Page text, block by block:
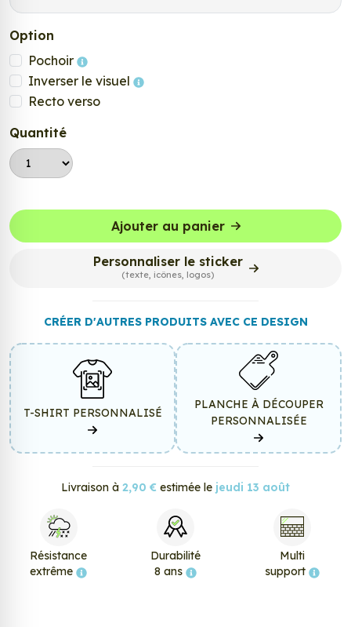
Option
Pochoir
Inverser le visuel
Recto verso
Quantité
Ajouter au panier
Personnaliser le sticker
(texte, icônes, logos)
CRÉER D'AUTRES PRODUITS AVEC CE DESIGN
T-SHIRT PERSONNALISÉ
PLANCHE À DÉCOUPER
PERSONNALISÉE
Livraison à 2,90 € estimée le jeudi 13 août
Résistance
extrême
Durabilité
8 ans
Multi
support